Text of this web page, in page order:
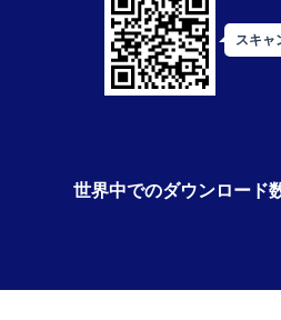
スキャ
世界中でのダウンロード